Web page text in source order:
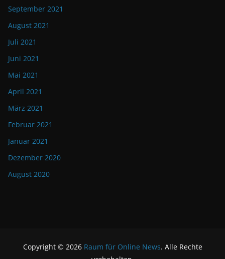
September 2021
August 2021
Juli 2021
Juni 2021
Mai 2021
April 2021
März 2021
Februar 2021
Januar 2021
Dezember 2020
August 2020
Copyright © 2026 Raum für Online News. Alle Rechte